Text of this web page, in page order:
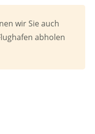
wir Sie auch
abholen